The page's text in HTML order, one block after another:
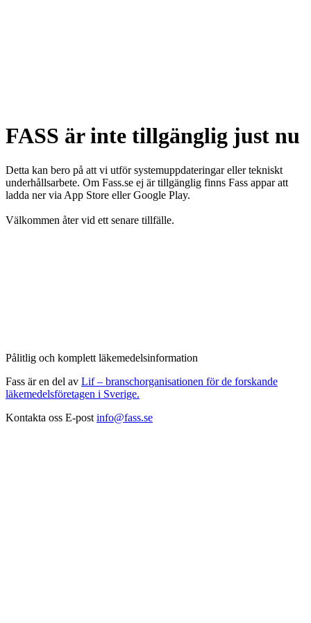
FASS är inte tillgänglig just nu
Detta kan bero på att vi utför systemuppdateringar eller tekniskt
underhållsarbete. Om Fass.se ej är tillgänglig finns Fass appar att
ladda ner via App Store eller Google Play.
Välkommen åter vid ett senare tillfälle.
Pålitlig och komplett läkemedelsinformation
Fass är en del av Lif – branschorganisationen för de forskande
läkemedelsföretagen i Sverige.
Kontakta oss E-post info@fass.se